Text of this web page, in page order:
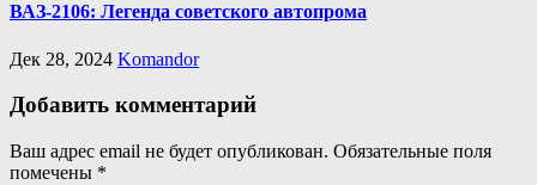
ВАЗ-2106: Легенда советского автопрома
Дек 28, 2024 Komandor
Добавить комментарий
Ваш адрес email не будет опубликован. Обязательные поля
помечены *